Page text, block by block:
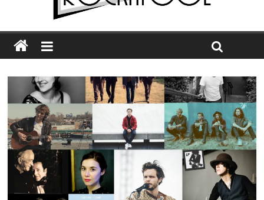
Charlie Puth à l’Olympia : la leçon de pop du Professeur Puth